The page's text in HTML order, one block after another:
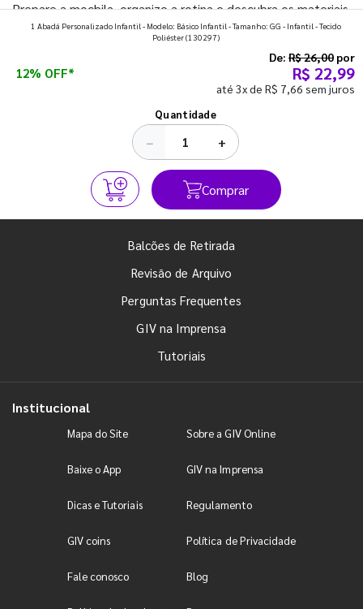
Prepare a mochila, organize a rotina e descubra os materiais
que fazem toda diferença para começar o segundo
1 Abadá Personalizado Infantil - Modelo: Básico Infantil - Tamanho: GG - Infantil - Tecido
Poliéster(130297)
12% OFF*
De: R$ 26,00 por
R$ 22,99
até 3x de R$ 7,66 sem juros
Quantidade
− +
Comprar
Balcões de Retirada
Revisão de Arquivo
Perguntas Frequentes
GIV na Imprensa
Tutoriais
Institucional
Mapa do Site Sobre a GIV Online
Baixe o App GIV na Imprensa
Dicas e Tutoriais Regulamento
GIV coins Política de Privacidade
Fale conosco Blog